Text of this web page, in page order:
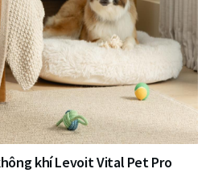
khí Levoit Vital Pet Pro